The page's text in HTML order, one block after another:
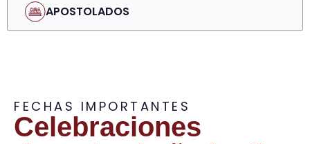
APOSTOLADOS
FECHAS IMPORTANTES
Celebraciones